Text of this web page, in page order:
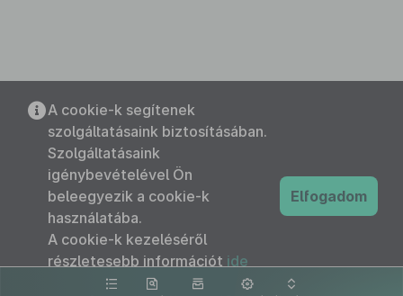
A cookie-k segítenek
szolgáltatásaink biztosításában.
Szolgáltatásaink
igénybevételével Ön
beleegyezik a cookie-k
használatába.
A cookie-k kezeléséről
részletesebb információt ide
kattintva olvashat.
Elfogadom